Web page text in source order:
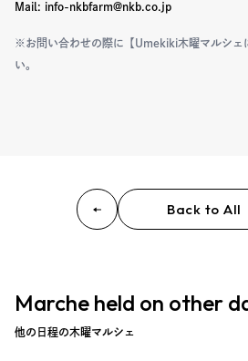
Mail: info-nkbfarm@nkb.co.jp
※お問い合わせの際に【Umekiki木曜マルシェ
い。
Back to All
Marche held on other
他の日程の木曜マルシェ